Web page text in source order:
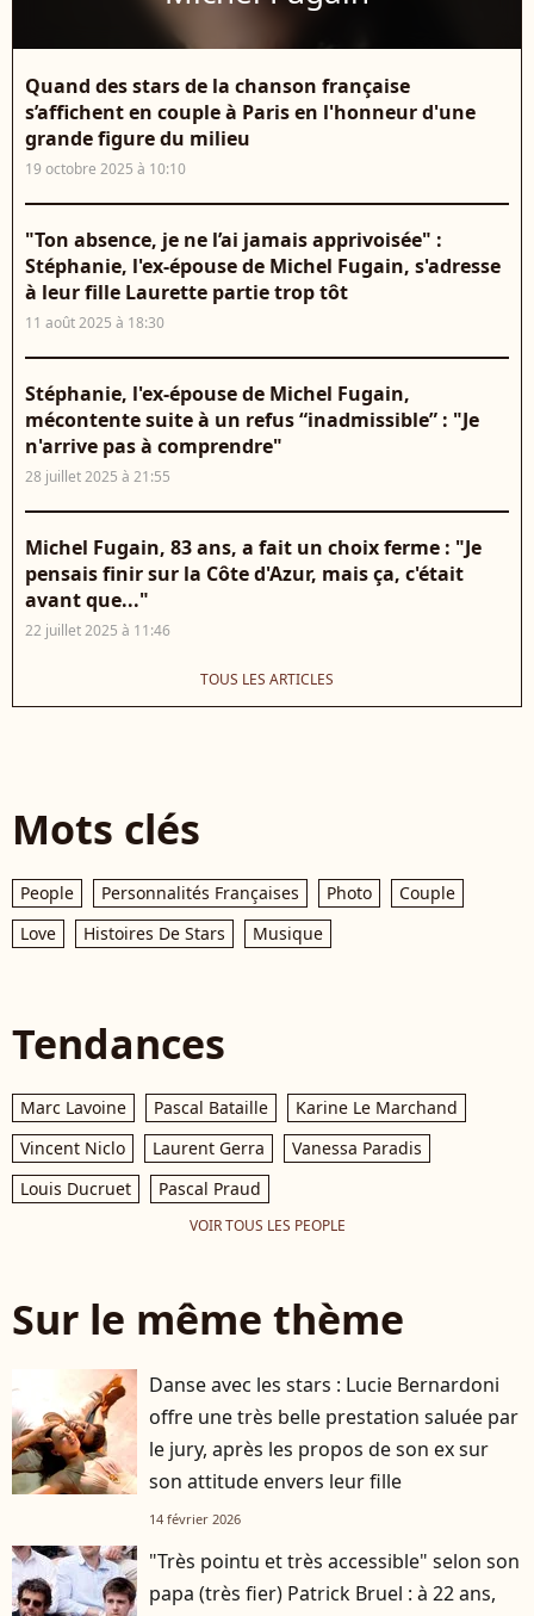
Quand des stars de la chanson française
s’affichent en couple à Paris en l'honneur d'une
grande figure du milieu
19 octobre 2025 à 10:10
"Ton absence, je ne l’ai jamais apprivoisée" :
Stéphanie, l'ex-épouse de Michel Fugain, s'adresse
à leur fille Laurette partie trop tôt
11 août 2025 à 18:30
Stéphanie, l'ex-épouse de Michel Fugain,
mécontente suite à un refus “inadmissible” : "Je
n'arrive pas à comprendre"
28 juillet 2025 à 21:55
Michel Fugain, 83 ans, a fait un choix ferme : "Je
pensais finir sur la Côte d'Azur, mais ça, c'était
avant que..."
22 juillet 2025 à 11:46
TOUS LES ARTICLES
Mots clés
People Personnalités Françaises Photo
Couple
Love
Histoires De Stars Musique
Tendances
Marc Lavoine Pascal Bataille
Karine Le Marchand
Vincent Niclo
Laurent Gerra
Vanessa Paradis
Louis Ducruet
Pascal Praud
VOIR TOUS LES PEOPLE
Sur le même thème
Danse avec les stars : Lucie Bernardoni
offre une très belle prestation saluée par
le jury, après les propos de son ex sur
son attitude envers leur fille
14 février 2026
"Très pointu et très accessible" selon son
papa (très fier) Patrick Bruel : à 22 ans,